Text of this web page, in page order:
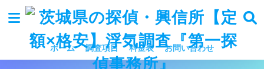
ホーム 調査項目 料金表 お問い合わせ